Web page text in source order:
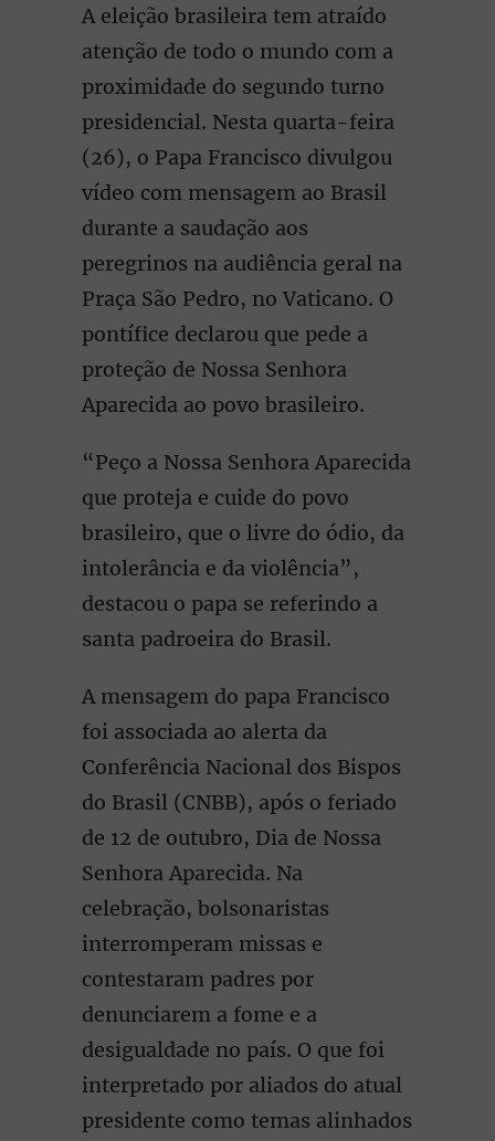
A eleição brasileira tem atraído
atenção de todo o mundo com a
proximidade do segundo turno
presidencial. Nesta quarta-feira
(26), o Papa Francisco divulgou
vídeo com mensagem ao Brasil
durante a saudação aos
peregrinos na audiência geral na
Praça São Pedro, no Vaticano. O
pontífice declarou que pede a
proteção de Nossa Senhora
Aparecida ao povo brasileiro.
“Peço a Nossa Senhora Aparecida
que proteja e cuide do povo
brasileiro, que o livre do ódio, da
intolerância e da violência”,
destacou o papa se referindo a
santa padroeira do Brasil.
A mensagem do papa Francisco
foi associada ao alerta da
Conferência Nacional dos Bispos
do Brasil (CNBB), após o feriado
de 12 de outubro, Dia de Nossa
Senhora Aparecida. Na
celebração, bolsonaristas
interromperam missas e
contestaram padres por
denunciarem a fome e a
desigualdade no país. O que foi
interpretado por aliados do atual
presidente como temas alinhados